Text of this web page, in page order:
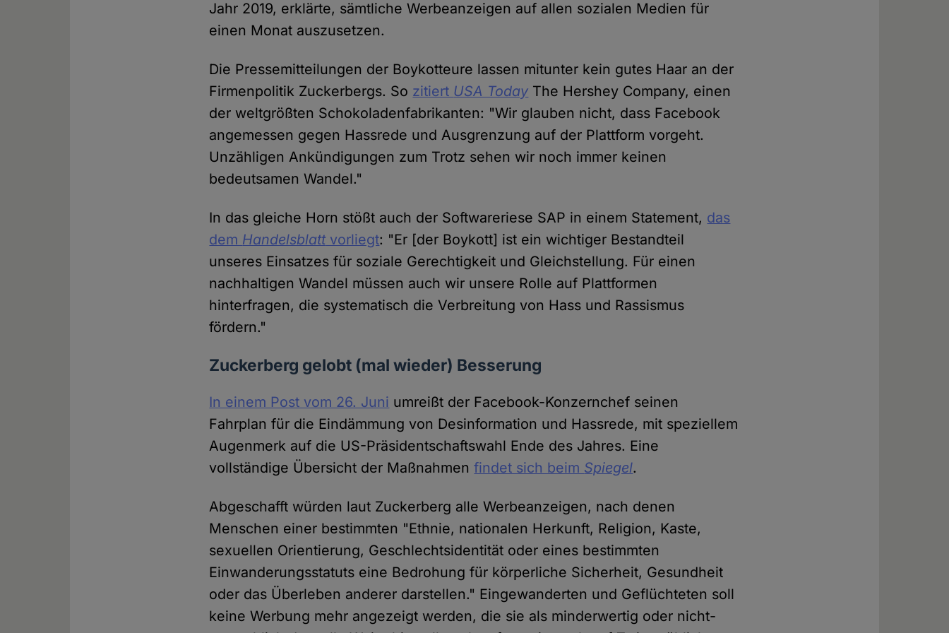
Jahr 2019, erklärte, sämtliche Werbeanzeigen auf allen sozialen Medien für
einen Monat auszusetzen.
Die Pressemitteilungen der Boykotteure lassen mitunter kein gutes Haar an der
Firmenpolitik Zuckerbergs. So zitiert USA Today The Hershey Company, einen
der weltgrößten Schokoladenfabrikanten: "Wir glauben nicht, dass Facebook
angemessen gegen Hassrede und Ausgrenzung auf der Plattform vorgeht.
Unzähligen Ankündigungen zum Trotz sehen wir noch immer keinen
bedeutsamen Wandel."
In das gleiche Horn stößt auch der Softwareriese SAP in einem Statement, das
dem Handelsblattvorliegt: "Er [der Boykott] ist ein wichtiger Bestandteil
unseres Einsatzes für soziale Gerechtigkeit und Gleichstellung. Für einen
nachhaltigen Wandel müssen auch wir unsere Rolle auf Plattformen
hinterfragen, die systematisch die Verbreitung von Hass und Rassismus
fördern."
Zuckerberg gelobt (mal wieder) Besserung
In einem Post vom 26. Juni umreißt der Facebook-Konzernchef seinen
Fahrplan für die Eindämmung von Desinformation und Hassrede, mit speziellem
Augenmerk auf die US-Präsidentschaftswahl Ende des Jahres. Eine
vollständige Übersicht der Maßnahmenfindet sich beim Spiegel.
Abgeschafft würden laut Zuckerberg alle Werbeanzeigen, nach denen
Menschen einer bestimmten "Ethnie, nationalen Herkunft, Religion, Kaste,
sexuellen Orientierung, Geschlechtsidentität oder eines bestimmten
Einwanderungsstatuts eine Bedrohung für körperliche Sicherheit, Gesundheit
oder das Überleben anderer darstellen." Eingewanderten und Geflüchteten soll
keine Werbung mehr angezeigt werden, die sie als minderwertig oder nicht-